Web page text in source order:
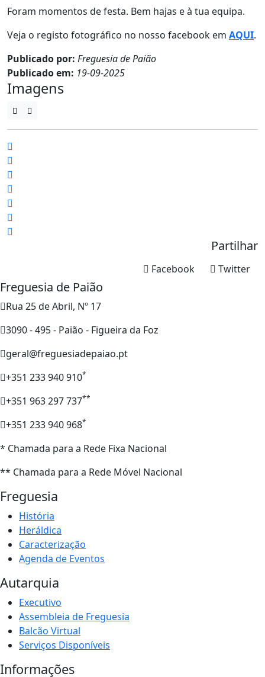
Foram momentos de festa. Bem hajas e à tua equipa.
Veja o registo fotográfico no nosso facebook em AQUI.
Publicado por: Freguesia de Paião
Publicado em: 19-09-2025
Imagens
Partilhar
Twitter
Facebook
Freguesia de Paião
Rua 25 de Abril, Nº 17
3090 - 495 - Paião - Figueira da Foz
geral@freguesiadepaiao.pt
+351 233 940 910*
+351 963 297 737**
+351 233 940 968*
* Chamada para a Rede Fixa Nacional
** Chamada para a Rede Móvel Nacional
Freguesia
História
Heráldica
Caracterização
Agenda de Eventos
Autarquia
Executivo
Assembleia de Freguesia
Balcão Virtual
Serviços Disponíveis
Informações